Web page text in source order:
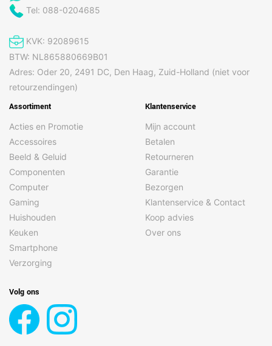
Tel: 088-0204685
KVK: 92089615
BTW: NL865880669B01
Adres: Oder 20, 2491 DC, Den Haag, Zuid-Holland (niet voor
retourzendingen)
Assortiment
Acties en Promotie
Accessoires
Beeld & Geluid
Componenten
Computer
Gaming
Huishouden
Keuken
Smartphone
Verzorging
Klantenservice
Mijn account
Betalen
Retourneren
Garantie
Bezorgen
Klantenservice & Contact
Koop advies
Over ons
Volg ons